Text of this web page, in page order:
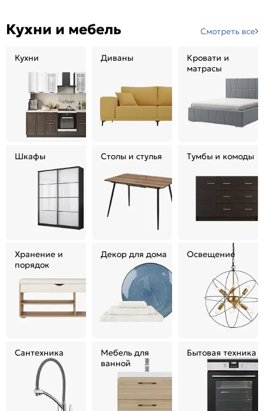
Кухни и мебель Смотреть все
Кухни Диваны
Кровати и
матрасы
Шкафы Столы и стулья Тумбы и комоды
Хранение и
порядок
Декор для дома Освещение
Сантехника
Мебель для
ванной
Бытовая техника